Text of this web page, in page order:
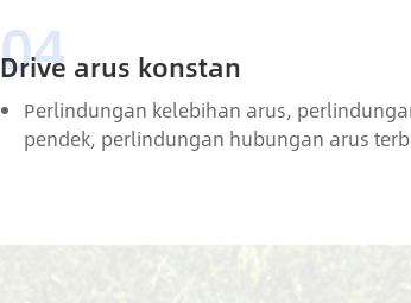
Drive arus konstan
Perlindungan kelebihan arus,
pendek, perlindungan hubungan arus